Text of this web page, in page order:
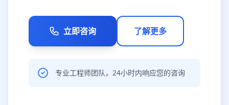
立即咨询 了解更多
专业工程师团队，24小时内响应您的咨询